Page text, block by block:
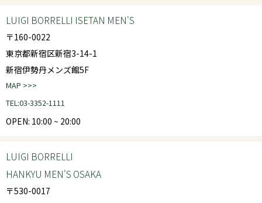
LUIGI BORRELLI ISETAN MEN'S
〒160-0022
東京都新宿区新宿3-14-1
新宿伊勢丹メンズ館5F
MAP >>>
TEL:03-3352-1111
OPEN: 10:00 ~ 20:00
LUIGI BORRELLI
HANKYU MEN'S OSAKA
〒530-0017